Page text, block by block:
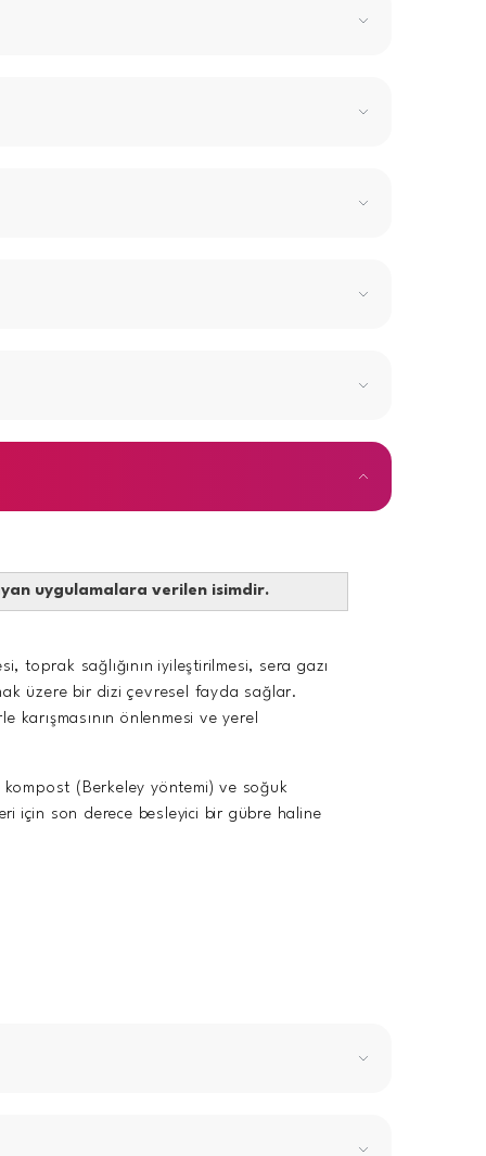
uygulamalara verilen isimdir.
toprak sağlığının iyileştirilmesi, sera gazı
üzere bir dizi çevresel fayda sağlar.
karışmasının önlenmesi ve yerel
(Berkeley yöntemi) ve soğuk
için son derece besleyici bir gübre haline